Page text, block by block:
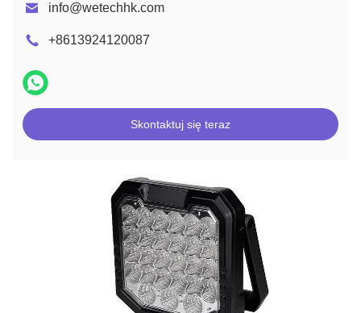
info@wetechhk.com
+8613924120087
Skontaktuj się teraz